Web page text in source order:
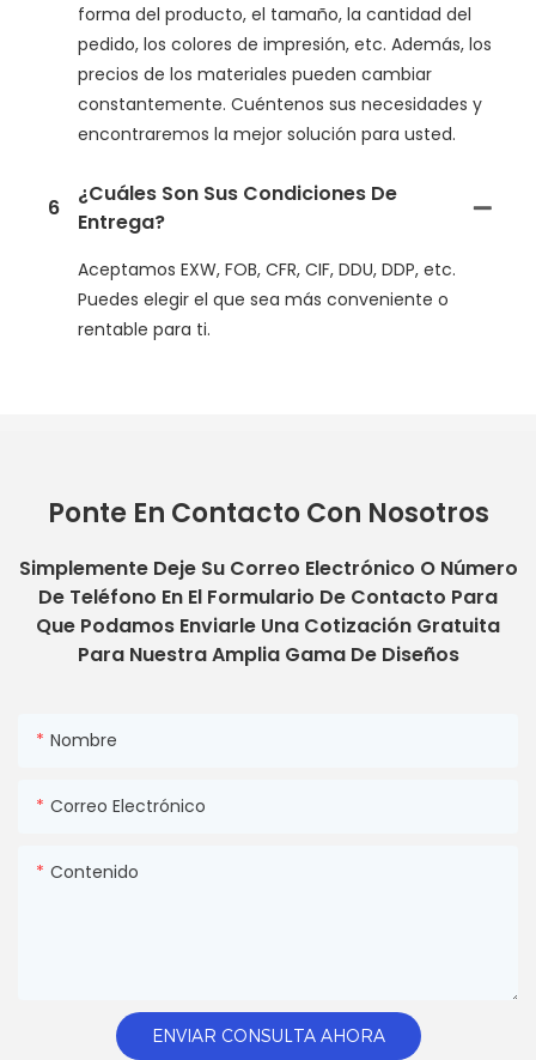
forma del producto, el tamaño, la cantidad del
pedido, los colores de impresión, etc. Además, los
precios de los materiales pueden cambiar
constantemente. Cuéntenos sus necesidades y
encontraremos la mejor solución para usted.
6
¿Cuáles Son Sus Condiciones De
Entrega?
Aceptamos EXW, FOB, CFR, CIF, DDU, DDP, etc.
Puedes elegir el que sea más conveniente o
rentable para ti.
Ponte En Contacto Con Nosotros
Simplemente Deje Su Correo Electrónico O Número
De Teléfono En El Formulario De Contacto Para
Que Podamos Enviarle Una Cotización Gratuita
Para Nuestra Amplia Gama De Diseños
Nombre
Correo Electrónico
Contenido
ENVIAR CONSULTA AHORA